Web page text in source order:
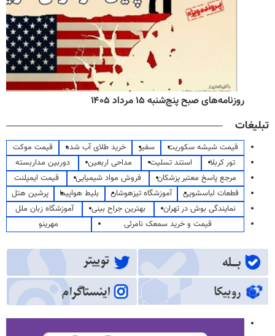
روزنامه‌های صبح پنج‌شنبه ۱۵ مرداد ۱۴۰۵
تبلیغات
قیمت شیشه سکوریت سفیر خرید طلای آب شده
قیمت موکت
تور کربلا
استند تسلیت مداحی اربعین
دوربین مداربسته
مرجع پاسخ معتبر پزشکان
فروش مواد شیمیایی
قیمت ایمپلنت
قطعات لباسشویی
آموزشگاه تیزهوشان بلیط هواپیما
پرشین هتل
نمایندگی بوش در تهران
بهترین جراح بینی
آموزشگاه زبان ملل
قیمت و خرید سمعک نامرئی
مهرینو